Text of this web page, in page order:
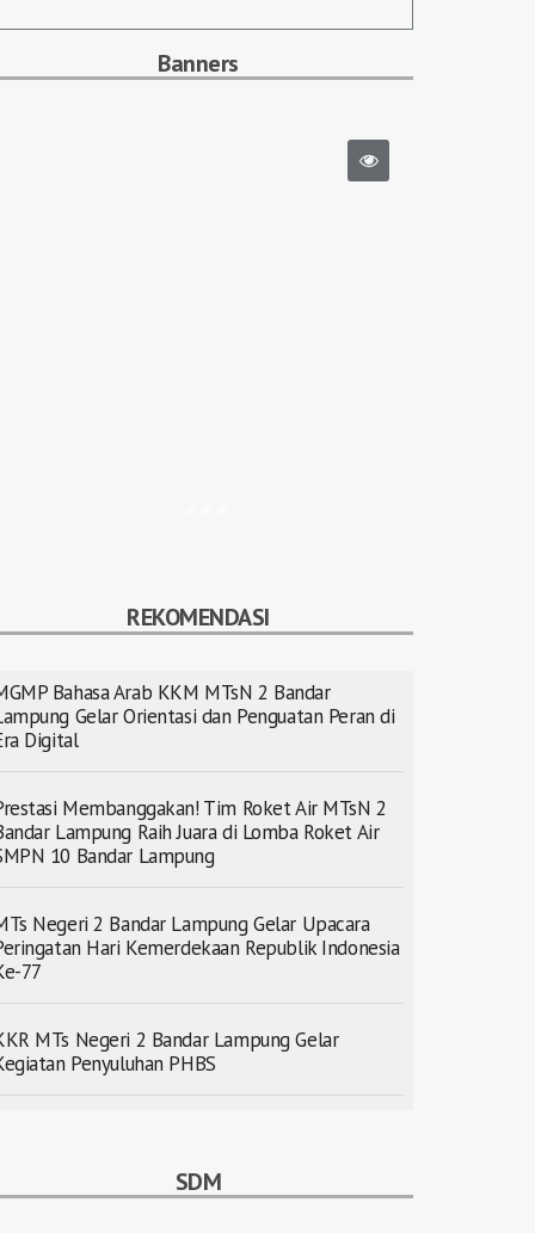
Banners
REKOMENDASI
Bahasa Arab KKM MTsN 2 Bandar
Gelar Orientasi dan Penguatan Peran di
Digital
Membanggakan! Tim Roket Air MTsN 2
Lampung Raih Juara di Lomba Roket Air
10 Bandar Lampung
Negeri 2 Bandar Lampung Gelar Upacara
Hari Kemerdekaan Republik Indonesia
77
MTs Negeri 2 Bandar Lampung Gelar
Penyuluhan PHBS
SDM